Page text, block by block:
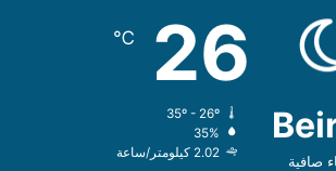
صافية
26
℃
35%
2.02 كيلومتر/ساعة